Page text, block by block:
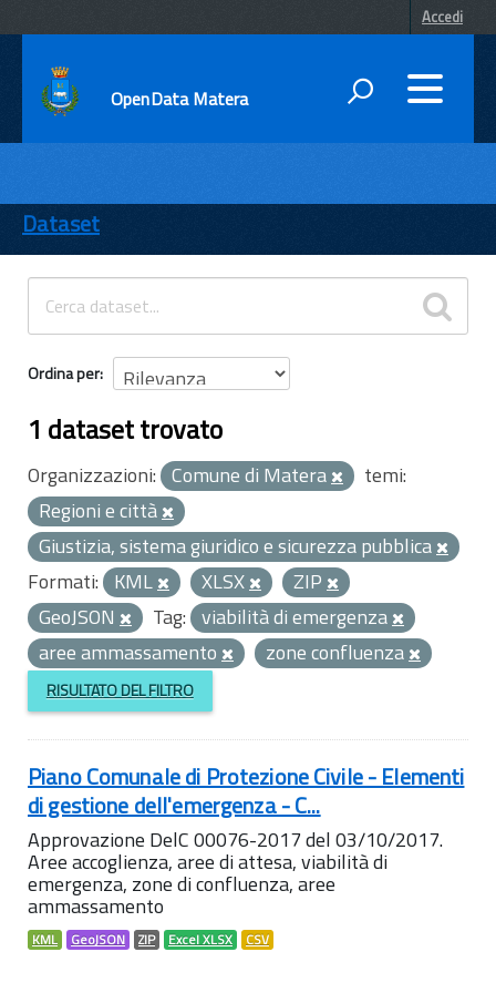
Accedi
OpenData Matera
ENTI
TEMI
INFORMAZIONI
Dataset
Ordina per
1 dataset trovato
Organizzazioni: Comune di Matera
temi:
Regioni e città
Giustizia, sistema giuridico e sicurezza pubblica
Formati: KML XLSX
ZIP
GeoJSON
Tag: viabilità di emergenza
aree ammassamento
zone confluenza
RISULTATO DEL FILTRO
Piano Comunale di Protezione Civile - Elementi
di gestione dell'emergenza - C...
Approvazione DelC 00076-2017 del 03/10/2017.
Aree accoglienza, aree di attesa, viabilità di
emergenza, zone di confluenza, aree
ammassamento
KML GeoJSON ZIP Excel XLSX CSV